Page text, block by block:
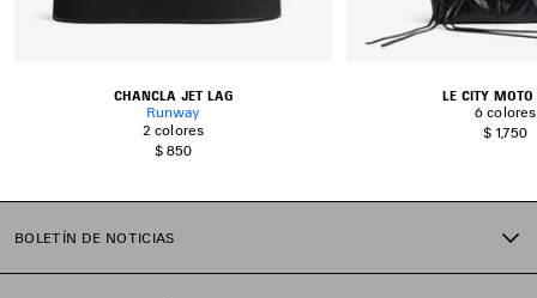
CHANCLA JET LAG
Runway
2 colores
$ 850
LE CITY
6 colores
$ 1,750
BOLETÍN DE NOTICIAS